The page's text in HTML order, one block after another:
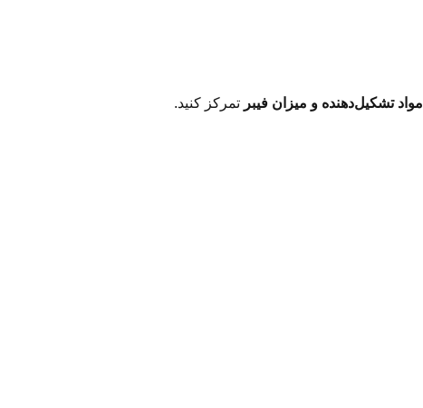
مواد تشکیل‌دهنده و میزان فیبر تمرکز کنید.